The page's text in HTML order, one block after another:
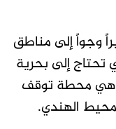
وجواً إلى مناطق
تحتاج إلى بحرية
هي محطة توقف
الهندي.